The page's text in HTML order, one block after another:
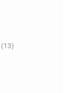
(13)